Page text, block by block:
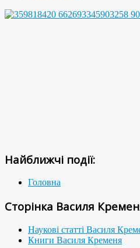
Найближчі події:
Головна
Сторінка Василя
Наукові статті Василя
Книги Василя Кременя